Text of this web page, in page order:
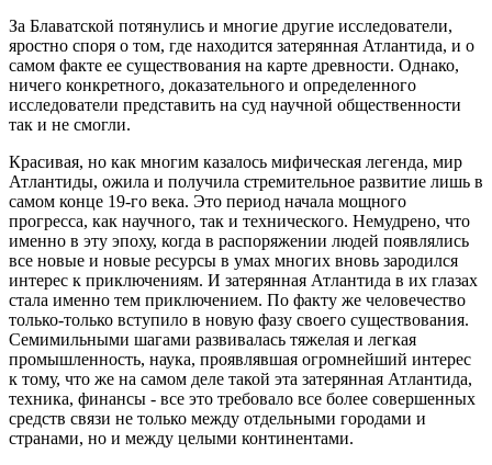
За Блаватской потянулись и многие другие исследователи,
яростно споря о том, где находится затерянная Атлантида, и о
самом факте ее существования на карте древности. Однако,
ничего конкретного, доказательного и определенного
исследователи представить на суд научной общественности
так и не смогли.
Красивая, но как многим казалось мифическая легенда, мир
Атлантиды, ожила и получила стремительное развитие лишь в
самом конце 19-го века. Это период начала мощного
прогресса, как научного, так и технического. Немудрено, что
именно в эту эпоху, когда в распоряжении людей появлялись
все новые и новые ресурсы в умах многих вновь зародился
интерес к приключениям. И затерянная Атлантида в их глазах
стала именно тем приключением. По факту же человечество
только-только вступило в новую фазу своего существования.
Семимильными шагами развивалась тяжелая и легкая
промышленность, наука, проявлявшая огромнейший интерес
к тому, что же на самом деле такой эта затерянная Атлантида,
техника, финансы - все это требовало все более совершенных
средств связи не только между отдельными городами и
странами, но и между целыми континентами.